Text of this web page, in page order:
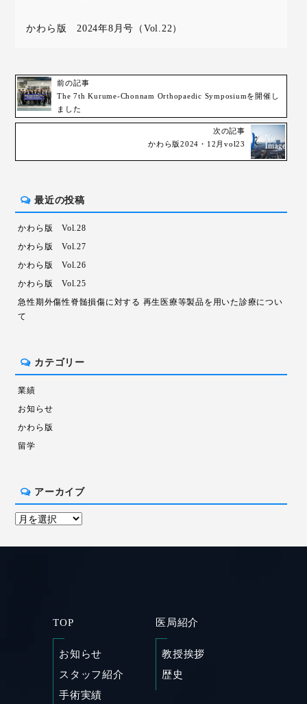
かわら版 2024年8月号（Vol.22）
前の記事
The 7th Kurume-Chonnam Orthopaedic Symposiumを開催し
ました
次の記事
かわら版2024・12月vol23
最近の投稿
かわら版 Vol.28
かわら版 Vol.27
かわら版 Vol.26
かわら版 Vol.25
急性期外傷性脊髄損傷に対する 再生医療等製品を用いた診療につい
て
カテゴリー
業績
お知らせ
かわら版
留学
アーカイブ
TOP
お知らせ
スタッフ紹介
手術実績
医局紹介
教授挨拶
歴史